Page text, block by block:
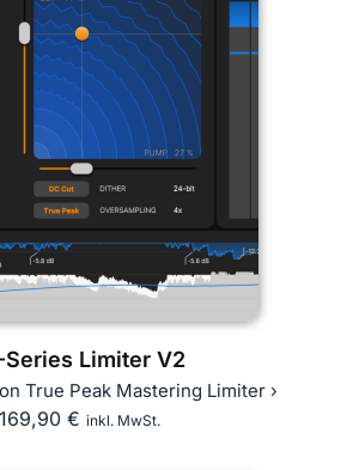
Series Limiter V2
True Peak Mastering Limiter ›
169,90 € inkl. MwSt.